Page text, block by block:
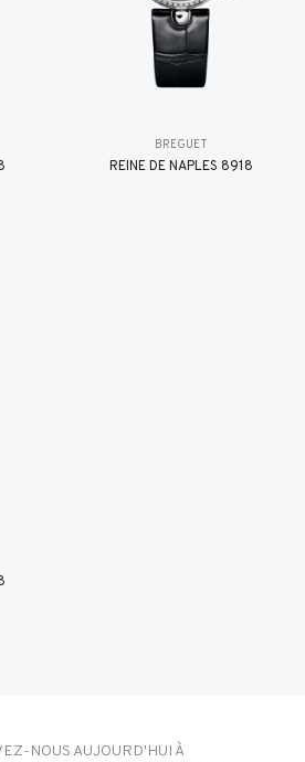
BREGUET
REINE DE NAPLES 8918
NOUS AUJOURD'HUI À